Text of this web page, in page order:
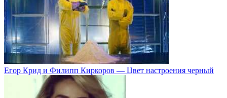
Егор Крид и Филипп Киркоров — Цвет настроения черный